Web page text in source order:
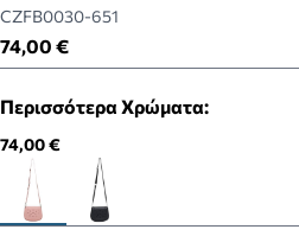
CZFB0030-651
74,00 €
Περισσότερα Χρώματα:
74,00 €